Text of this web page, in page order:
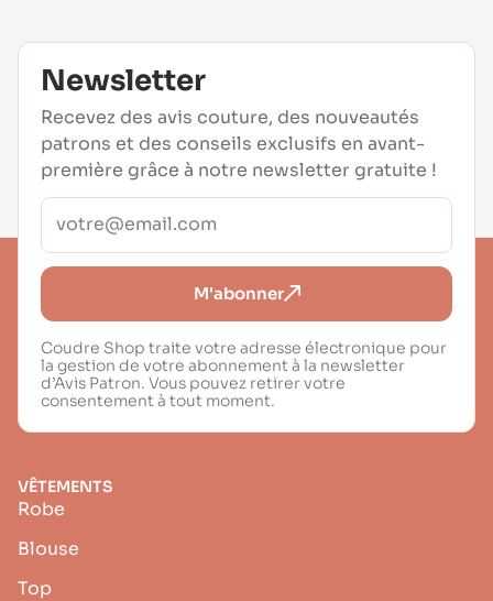
Newsletter
Recevez des avis couture, des nouveautés
patrons et des conseils exclusifs en avant-
première grâce à notre newsletter gratuite !
M'abonner
Coudre Shop traite votre adresse électronique pour
la gestion de votre abonnement à la newsletter
d’Avis Patron. Vous pouvez retirer votre
consentement à tout moment.
VÊTEMENTS
Robe
Blouse
Top